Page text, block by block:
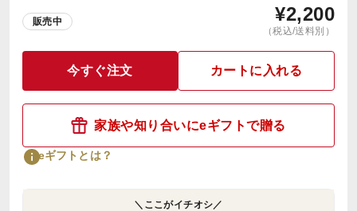
販売中 ¥2,200
（税込/送料別）
今すぐ注文 カートに入れる
家族や知り合いにeギフトで贈る
eギフトとは？
＼ここがイチオシ／